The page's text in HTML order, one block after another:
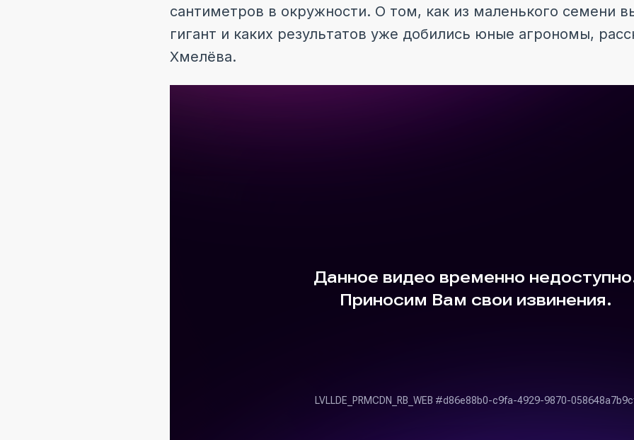
сантиметров в окружности. О том, как из маленького семени
гигант и каких результатов уже добились юные агрономы,
Хмелёва.